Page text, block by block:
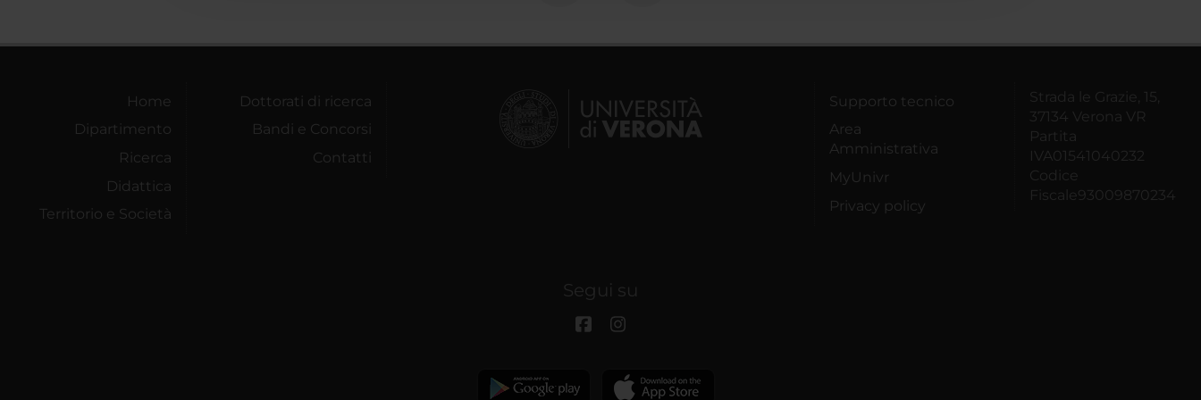
Home
Dipartimento
Ricerca
Didattica
Territorio e Società
Dottorati di ricerca
Bandi e Concorsi
Contatti
Supporto tecnico
Area
Amministrativa
MyUnivr
Privacy policy
Strada le Grazie, 15,
37134 Verona VR
Partita
IVA01541040232
Codice
Fiscale93009870234
Segui su